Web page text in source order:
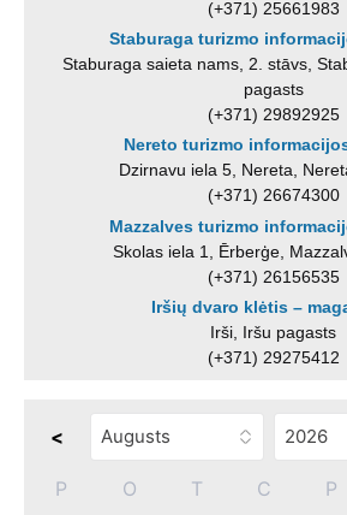
(+371) 25661983
Staburaga turizmo
Staburaga saieta nams, 2. stāvs,
pagasts
(+371) 29892925
Nereto turizmo
Dzirnavu iela 5, Nereta,
(+371) 26674300
Mazzalves turizmo
Skolas iela 1, Ērberģe,
(+371) 26156535
Iršių dvaro klėtis –
Irši, Iršu pagasts
(+371) 29275412
<
P O T C P